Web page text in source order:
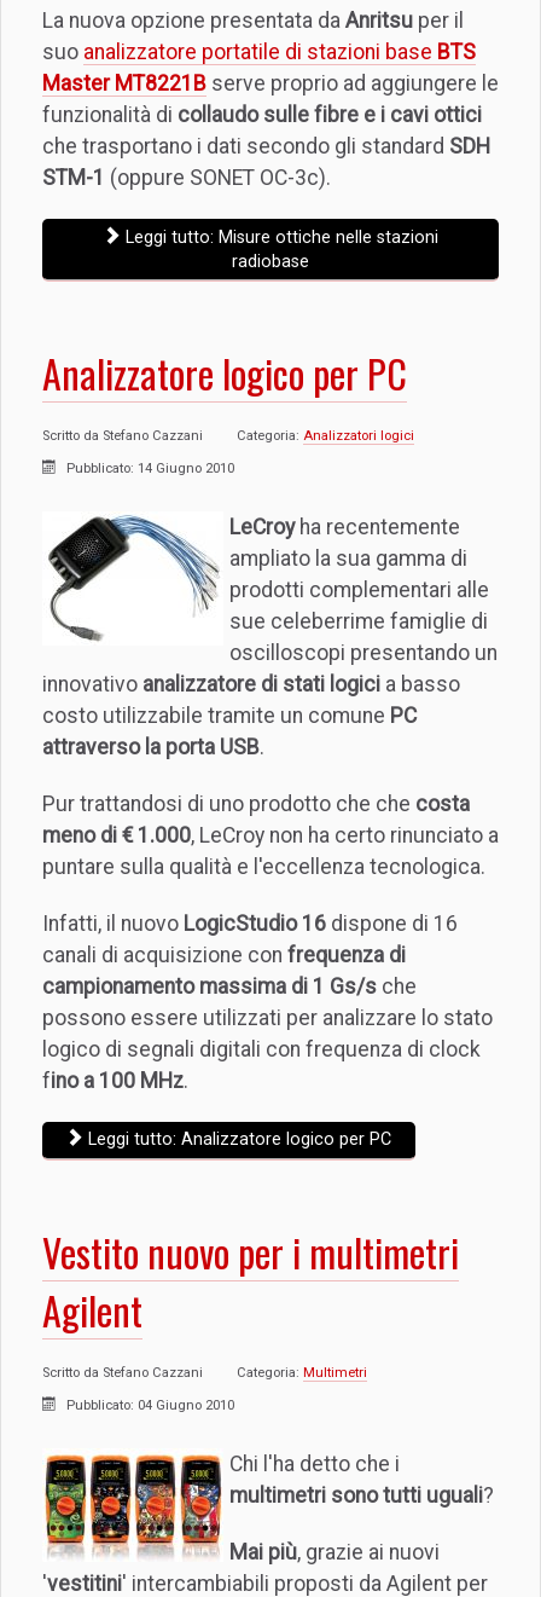
La nuova opzione presentata da Anritsu per il
suo analizzatore portatile di stazioni base BTS
Master MT8221B serve proprio ad aggiungere le
funzionalità di collaudo sulle fibre e i cavi ottici
che trasportano i dati secondo gli standard SDH
STM-1 (oppure SONET OC-3c).
Leggi tutto: Misure ottiche nelle stazioni
radiobase
Analizzatore logico per PC
Scritto da Stefano Cazzani Categoria: Analizzatori logici
Pubblicato: 14 Giugno 2010
LeCroyha recentemente
ampliato la sua gamma di
prodotti complementari alle
sue celeberrime famiglie di
oscilloscopi presentando un
innovativo analizzatore di stati logici a basso
costo utilizzabile tramite un comune PC
attraverso la porta USB.
Pur trattandosi di uno prodotto che che costa
meno di € 1.000, LeCroy non ha certo rinunciato a
puntare sulla qualità e l'eccellenza tecnologica.
Infatti, il nuovo LogicStudio 16 dispone di 16
canali di acquisizione con frequenza di
campionamento massima di 1 Gs/s che
possono essere utilizzati per analizzare lo stato
logico di segnali digitali con frequenza di clock
fino a 100 MHz.
Leggi tutto: Analizzatore logico per PC
Vestito nuovo per i multimetri
Agilent
Scritto da Stefano Cazzani Categoria: Multimetri
Pubblicato: 04 Giugno 2010
Chi l'ha detto che i
multimetri sono tutti uguali?
Mai più, grazie ai nuovi
'vestitini' intercambiabili proposti da Agilent per